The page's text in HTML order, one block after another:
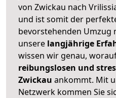
von Zwickau nach
und ist somit der
bevorstehenden Umzug
unsere langjährige
wissen wir genau,
reibungslosen und
Zwickau ankommt. Mit
Netzwerk kommen Sie